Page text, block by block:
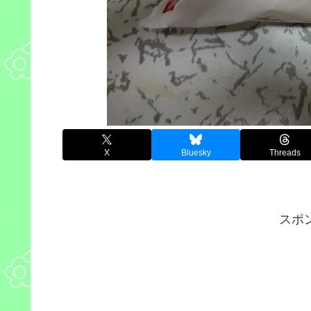
X Bluesky Threads
スポ